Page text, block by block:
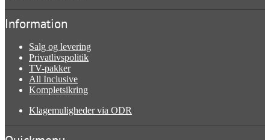
Information
Salg og levering
Privatlivspolitik
TV-pakker
All Inclusive
Kompletsikring
Klagemuligheder via ODR